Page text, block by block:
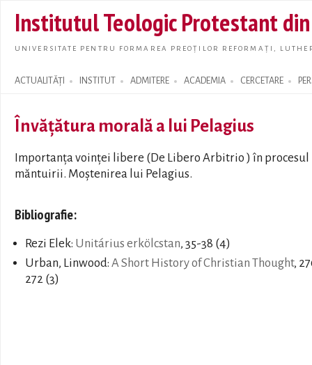
main
Institutul Teologic Protestant
UNIVERSITATE PENTRU FORMAREA PREOȚILOR REFORMAȚI,
ACTUALITĂȚI INSTITUT ADMITERE ACADEMIA CERCETARE
Search form
Învăţătura morală a lui Pelagius
Importanţa voinţei libere (De Libero Arbitrio ) în procesul
măntuirii. Moştenirea lui Pelagius.
Bibliografie:
Rezi Elek: Unitárius erkölcstan, 35-38 (4)
Urban, Linwood: A Short History of Christian Thought,
272 (3)